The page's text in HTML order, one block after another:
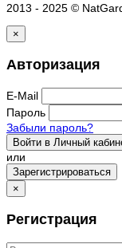
2013 - 2025 ©
×
Авторизация
E-Mail
Пароль
Забыли пароль?
Войти в Личный
или
Зарегистрироваться
×
Регистрация